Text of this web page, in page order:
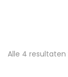
Alle 4